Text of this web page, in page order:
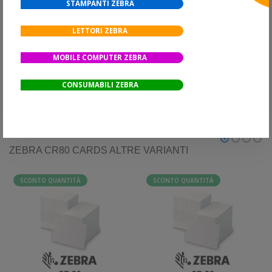
STAMPANTI ZEBRA
LETTORI ZEBRA
MOBILE COMPUTER ZEBRA
CONSUMABILI ZEBRA
Tratteggio -
Tipo stampa -
ZEBRA CR80 CARDS ALTRE VARIANTI
SCONTO QUANTITÀ SCONTO QUANTITÀ